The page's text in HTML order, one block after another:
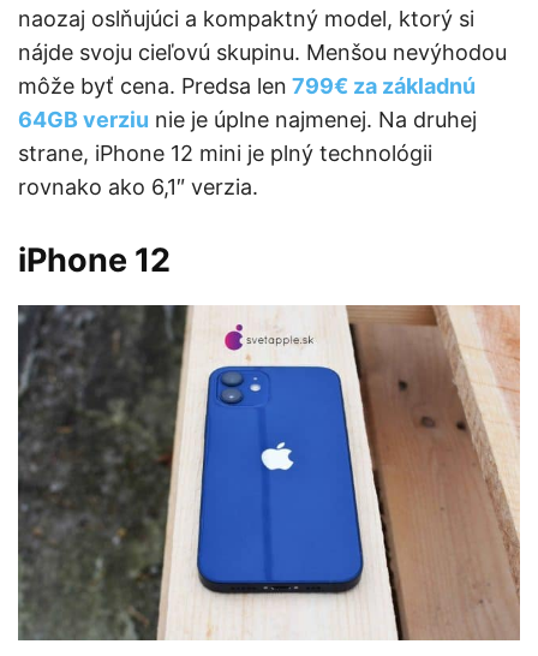
naozaj oslňujúci a kompaktný model, ktorý si
nájde svoju cieľovú skupinu. Menšou nevýhodou
môže byť cena. Predsa len 799€ za základnú
64GB verziu nie je úplne najmenej. Na druhej
strane, iPhone 12 mini je plný technológii
rovnako ako 6,1″ verzia.
iPhone 12